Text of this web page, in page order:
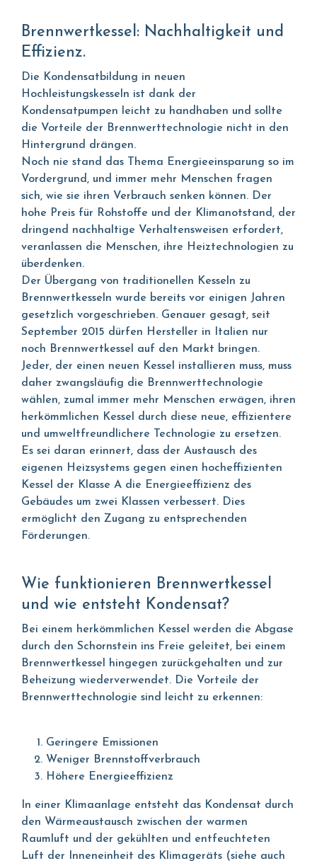
Brennwertkessel: Nachhaltigkeit und
Effizienz.
Die Kondensatbildung in neuen
Hochleistungskesseln ist dank der
Kondensatpumpen leicht zu handhaben und sollte
die Vorteile der Brennwerttechnologie nicht in den
Hintergrund drängen.
Noch nie stand das Thema Energieeinsparung so im
Vordergrund, und immer mehr Menschen fragen
sich, wie sie ihren Verbrauch senken können. Der
hohe Preis für Rohstoffe und der Klimanotstand, der
dringend nachhaltige Verhaltensweisen erfordert,
veranlassen die Menschen, ihre Heiztechnologien zu
überdenken.
Der Übergang von traditionellen Kesseln zu
Brennwertkesseln wurde bereits vor einigen Jahren
gesetzlich vorgeschrieben. Genauer gesagt, seit
September 2015 dürfen Hersteller in Italien nur
noch Brennwertkessel auf den Markt bringen.
Jeder, der einen neuen Kessel installieren muss, muss
daher zwangsläufig die Brennwerttechnologie
wählen, zumal immer mehr Menschen erwägen, ihren
herkömmlichen Kessel durch diese neue, effizientere
und umweltfreundlichere Technologie zu ersetzen.
Es sei daran erinnert, dass der Austausch des
eigenen Heizsystems gegen einen hocheffizienten
Kessel der Klasse A die Energieeffizienz des
Gebäudes um zwei Klassen verbessert. Dies
ermöglicht den Zugang zu entsprechenden
Förderungen.
Wie funktionieren Brennwertkessel
und wie entsteht Kondensat?
Bei einem herkömmlichen Kessel werden die Abgase
durch den Schornstein ins Freie geleitet, bei einem
Brennwertkessel hingegen zurückgehalten und zur
Beheizung wiederverwendet. Die Vorteile der
Brennwerttechnologie sind leicht zu erkennen:
Geringere Emissionen
Weniger Brennstoffverbrauch
Höhere Energieeffizienz
In einer Klimaanlage entsteht das Kondensat durch
den Wärmeaustausch zwischen der warmen
Raumluft und der gekühlten und entfeuchteten
Luft der Inneneinheit des Klimageräts (siehe auch